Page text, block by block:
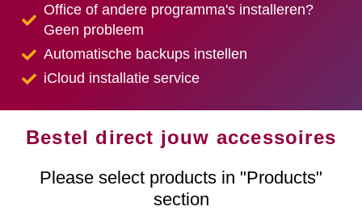
Office of andere programma's installeren?
Geen probleem
Automatische backups instellen
iCloud installatie service
Bestel direct jouw accessoires
Please select products in "Products"
section